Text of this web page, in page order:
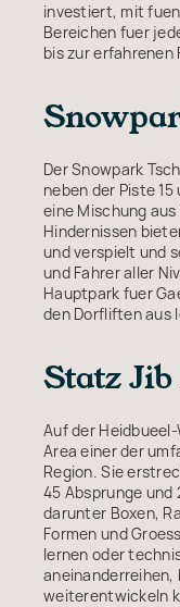
investiert, mit
Bereichen fuer
bis zur erfahrenen
Der Snowpark
neben der Piste
eine Mischung
Hindernissen
und verspielt und
und Fahrer aller
Hauptpark fuer
den Dorfliften aus
Statz
Auf der
Area einer der
Region. Sie
45 Absprunge und
darunter Boxen,
Formen und
lernen oder
aneinanderreihen,
weiterentwickeln